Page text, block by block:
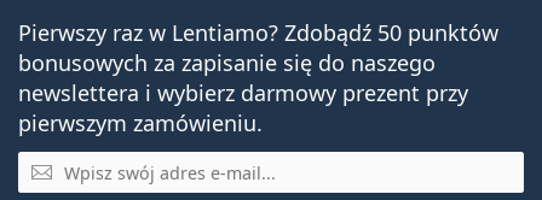
Pierwszy raz w Lentiamo? Zdobądź 50 punktów
bonusowych za zapisanie się do naszego
newslettera i wybierz darmowy prezent przy
pierwszym zamówieniu.
E-mail